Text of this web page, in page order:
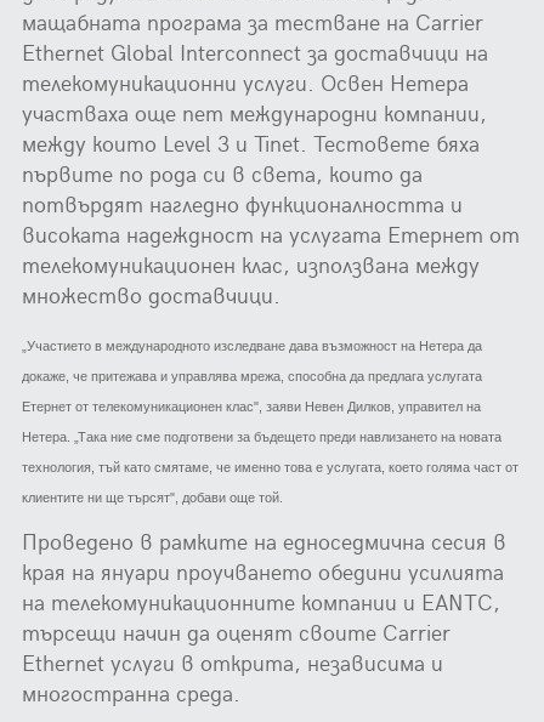
мащабната програма за тестване на Carrier
Ethernet Global Interconnect за доставчици на
телекомуникационни услуги. Освен Нетера
участваха още пет международни компании,
между които Level 3 и Tinet. Тестовете бяха
първите по рода си в света, които да
потвърдят нагледно функционалността и
високата надеждност на услугата Етернет от
телекомуникационен клас, използвана между
множество доставчици.
„Участието в международното изследване дава възможност на Нетера да
докаже, че притежава и управлява мрежа, способна да предлага услугата
Етернет от телекомуникационен клас", заяви Невен Дилков, управител на
Нетера. „Така ние сме подготвени за бъдещето преди навлизането на новата
технология, тъй като смятаме, че именно това е услугата, което голяма част от
клиентите ни ще търсят", добави още той.
Проведено в рамките на едноседмична сесия в
края на януари проучването обедини усилията
на телекомуникационните компании и EANTC,
търсещи начин да оценят своите Carrier
Ethernet услуги в открита, независима и
многостранна среда.